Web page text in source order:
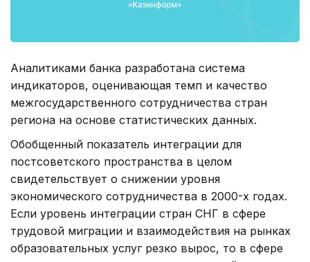
Аналитиками банка разработана система
индикаторов, оценивающая темп и качество
межгосударственного сотрудничества стран
региона на основе статистических данных.
Обобщенный показатель интеграции для
постсоветского пространства в целом
свидетельствует о снижении уровня
экономического сотрудничества в 2000-х годах.
Если уровень интеграции стран СНГ в сфере
трудовой миграции и взаимодействия на рынках
образовательных услуг резко вырос, то в сфере